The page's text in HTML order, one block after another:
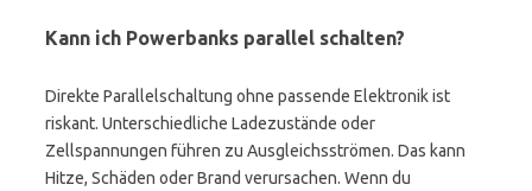
Kann ich Powerbanks parallel schalten?
Direkte Parallelschaltung ohne passende Elektronik ist
riskant. Unterschiedliche Ladezustände oder
Zellspannungen führen zu Ausgleichsströmen. Das kann
Hitze, Schäden oder Brand verursachen. Wenn du